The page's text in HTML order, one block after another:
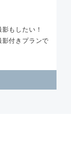
もしたい！
付きプランで